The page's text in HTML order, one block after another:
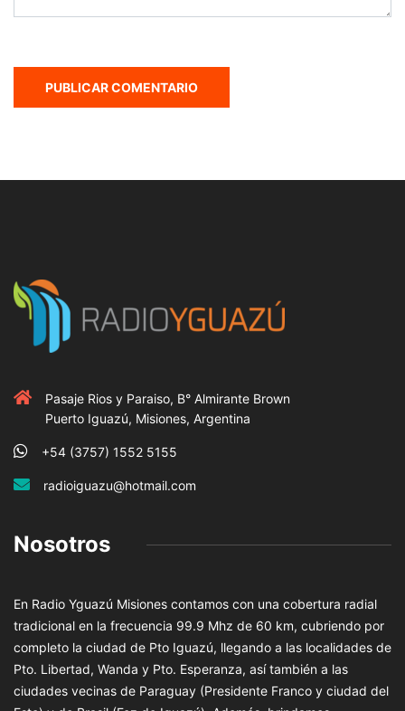
Pasaje Rios y Paraiso, B° Almirante Brown
Puerto Iguazú, Misiones, Argentina
+54 (3757) 1552 5155
radioiguazu@hotmail.com
Nosotros
En Radio Yguazú Misiones contamos con una cobertura radial
tradicional en la frecuencia 99.9 Mhz de 60 km, cubriendo por
completo la ciudad de Pto Iguazú, llegando a las localidades de
Pto. Libertad, Wanda y Pto. Esperanza, así también a las
ciudades vecinas de Paraguay (Presidente Franco y ciudad del